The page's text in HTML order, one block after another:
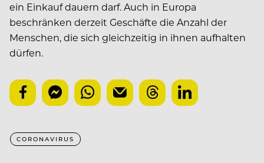
ein Einkauf dauern darf. Auch in Europa
beschränken derzeit Geschäfte die Anzahl der
Menschen, die sich gleichzeitig in ihnen aufhalten
dürfen.
CORONAVIRUS